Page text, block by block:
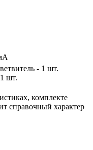
- 1 шт.
шт.
комплекте
справочный характер